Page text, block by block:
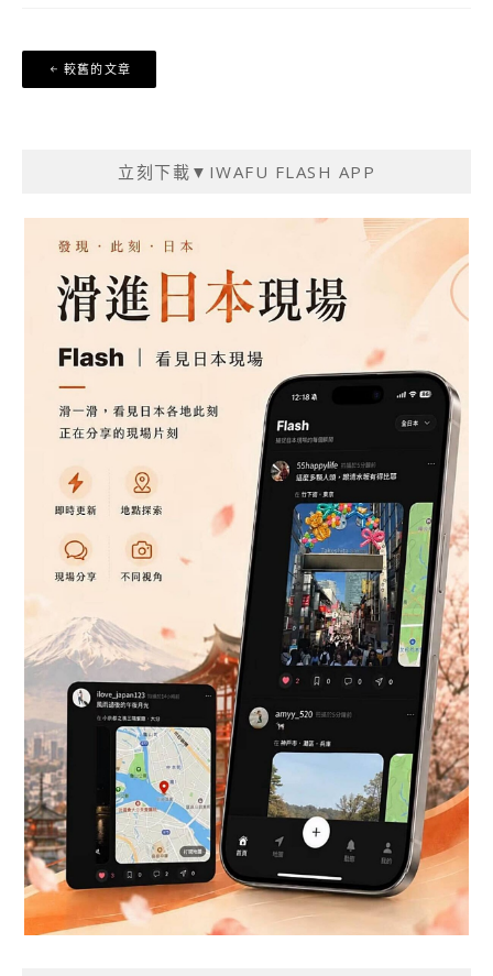
文
章
較舊的文章
立刻下載▼IWAFU FLASH APP